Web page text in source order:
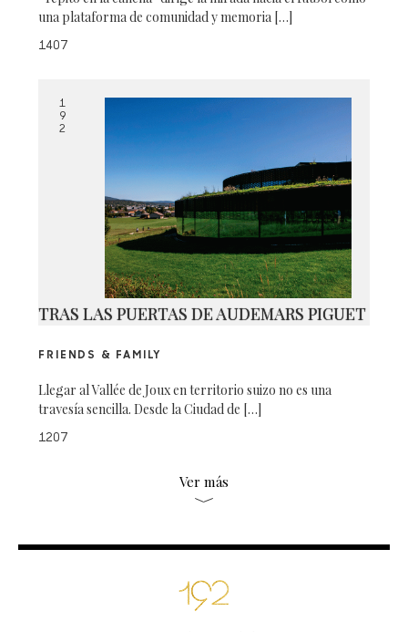
una plataforma de comunidad y memoria […]
1407
1
9
2
TRAS LAS PUERTAS DE AUDEMARS PIGUET
FRIENDS & FAMILY
Llegar al Vallée de Joux en territorio suizo no es una
travesía sencilla. Desde la Ciudad de […]
1207
Ver más